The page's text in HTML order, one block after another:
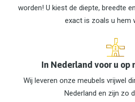
worden! U kiest de diepte, breedte
exact is zoals u hem
In Nederland voor u op
Wij leveren onze meubels vrijwel
Nederland en zijn zo